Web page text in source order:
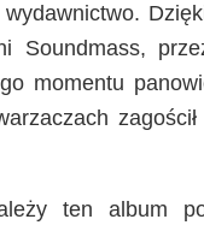
Soundmass,
momentu
ten album